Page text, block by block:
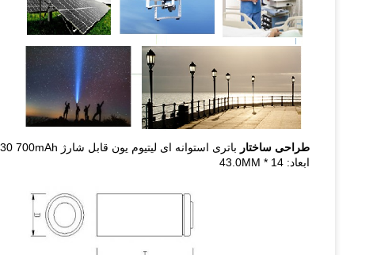
طراحی ساختار باتری استوانه ای لیتیوم یون قابل شارژ LIR14430 700mAh برای روشنایی
ابعاد: 14 * 43.0MM